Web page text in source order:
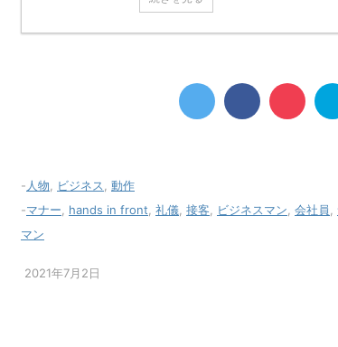
- 人物 ビジネス
動作
-マナー hands in front 礼儀 接客 ビジネスマン 会社員
マン
2021年7月2日